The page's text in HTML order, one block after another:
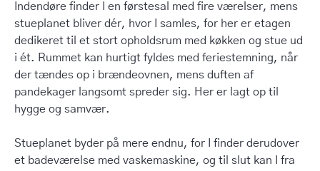
Indendøre finder I en førstesal med fire værelser, mens
stueplanet bliver dér, hvor I samles, for her er etagen
dedikeret til et stort opholdsrum med køkken og stue ud
i ét. Rummet kan hurtigt fyldes med feriestemning, når
der tændes op i brændeovnen, mens duften af
pandekager langsomt spreder sig. Her er lagt op til
hygge og samvær.
Stueplanet byder på mere endnu, for I finder derudover
et badeværelse med vaskemaskine, og til slut kan I fra